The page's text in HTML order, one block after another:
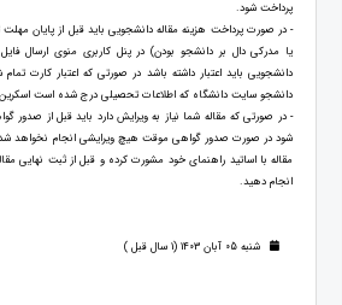
پرداخت شود.
- در صورت پرداخت هزینه مقاله دانشجویی باید قبل از پایان
یا مدرکی دال بر دانشجو بودن) در پنل کاربری منوی ارسال
دانشجویی باید اعتبار داشته باشد در صورتی که اعتبار کارت
دانشجو سایت دانشگاه که اطلاعات تحصیلی درج شده است اسکرین
- در صورتی که مقاله شما نیاز به ویرایش دارد باید قبل از صدور
شود در صورت صدور گواهی موقت هیچ ویرایشی انجام نخواهد
مقاله با اساتید راهنمای خود مشورت کرده و قبل از ثبت نهایی
انجام دهید.
شنبه 05 آبان 1403 (1 سال قبل )